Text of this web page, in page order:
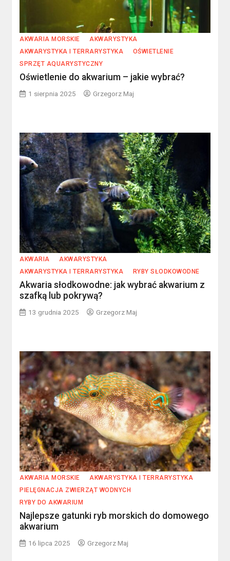
AKWARIA MORSKIE
AKWARYSTYKA
AKWARYSTYKA I TERRARYSTYKA
OŚWIETLENIE
SPRZĘT AQUARYSTYCZNY
Oświetlenie do akwarium – jakie wybrać?
1 sierpnia 2025 Grzegorz Maj
AKWARIA
AKWARYSTYKA
AKWARYSTYKA I TERRARYSTYKA
RYBY SŁODKOWODNE
Akwaria słodkowodne: jak wybrać akwarium z
szafką lub pokrywą?
13 grudnia 2025 Grzegorz Maj
AKWARIA MORSKIE
AKWARYSTYKA I TERRARYSTYKA
PIELĘGNACJA ZWIERZĄT WODNYCH
RYBY DO AKWARIUM
Najlepsze gatunki ryb morskich do domowego
akwarium
16 lipca 2025 Grzegorz Maj